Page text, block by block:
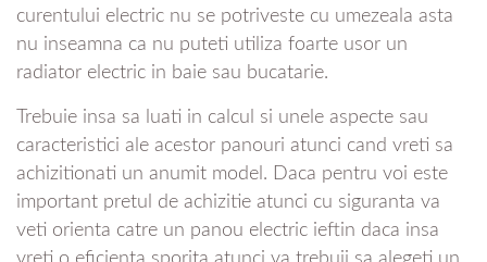
curentului electric nu se potriveste cu umezeala asta
nu inseamna ca nu puteti utiliza foarte usor un
radiator electric in baie sau bucatarie.
Trebuie insa sa luati in calcul si unele aspecte sau
caracteristici ale acestor panouri atunci cand vreti sa
achizitionati un anumit model. Daca pentru voi este
important pretul de achizitie atunci cu siguranta va
veti orienta catre un panou electric ieftin daca insa